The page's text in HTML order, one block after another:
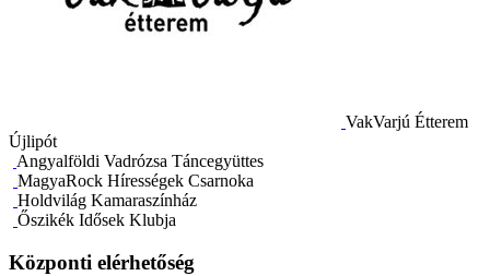
VakVarjú Étterem
Újlipót
Angyalföldi Vadrózsa Táncegyüttes
MagyaRock Hírességek Csarnoka
Holdvilág Kamaraszínház
Őszikék Idősek Klubja
Központi elérhetőség